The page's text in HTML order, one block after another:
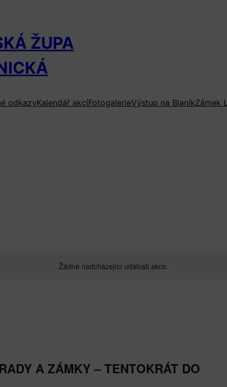
ŽUPA
odkazyKalendář akcíFotogalerieVýstup na BlaníkZámek
Žádné nadcházející události akce.
A ZÁMKY – TENTOKRÁT DO